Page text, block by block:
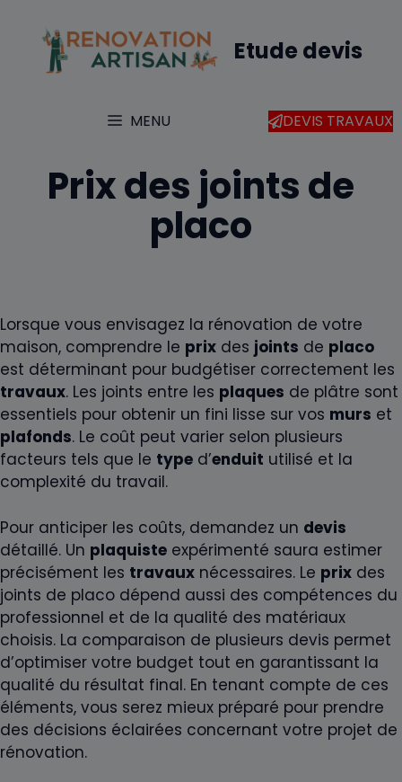
contenu
Etude devis
MENU DEVIS TRAVAUX
Prix des joints de
placo
Lorsque vous envisagez la rénovation de votre
maison, comprendre le prix des joints de placo
est déterminant pour budgétiser correctement les
travaux. Les joints entre les plaques de plâtre sont
essentiels pour obtenir un fini lisse sur vos murs et
plafonds. Le coût peut varier selon plusieurs
facteurs tels que le type d’enduit utilisé et la
complexité du travail.
Pour anticiper les coûts, demandez un devis
détaillé. Un plaquiste expérimenté saura estimer
précisément les travaux nécessaires. Le prix des
joints de placo dépend aussi des compétences du
professionnel et de la qualité des matériaux
choisis. La comparaison de plusieurs devis permet
d’optimiser votre budget tout en garantissant la
qualité du résultat final. En tenant compte de ces
éléments, vous serez mieux préparé pour prendre
des décisions éclairées concernant votre projet de
rénovation.